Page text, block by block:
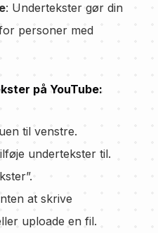
: Undertekster gør din
personer med
på YouTube:
til venstre.
undertekster til.
at skrive
uploade en fil.